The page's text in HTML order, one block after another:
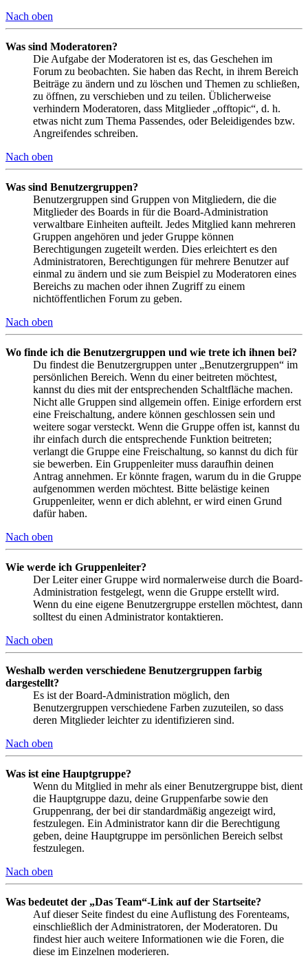
Nach oben
Was sind Moderatoren?
Die Aufgabe der Moderatoren ist es, das Geschehen im
Forum zu beobachten. Sie haben das Recht, in ihrem Bereich
Beiträge zu ändern und zu löschen und Themen zu schließen,
zu öffnen, zu verschieben und zu teilen. Üblicherweise
verhindern Moderatoren, dass Mitglieder „offtopic“, d. h.
etwas nicht zum Thema Passendes, oder Beleidigendes bzw.
Angreifendes schreiben.
Nach oben
Was sind Benutzergruppen?
Benutzergruppen sind Gruppen von Mitgliedern, die die
Mitglieder des Boards in für die Board-Administration
verwaltbare Einheiten aufteilt. Jedes Mitglied kann mehreren
Gruppen angehören und jeder Gruppe können
Berechtigungen zugeteilt werden. Dies erleichtert es den
Administratoren, Berechtigungen für mehrere Benutzer auf
einmal zu ändern und sie zum Beispiel zu Moderatoren eines
Bereichs zu machen oder ihnen Zugriff zu einem
nichtöffentlichen Forum zu geben.
Nach oben
Wo finde ich die Benutzergruppen und wie trete ich ihnen bei?
Du findest die Benutzergruppen unter „Benutzergruppen“ im
persönlichen Bereich. Wenn du einer beitreten möchtest,
kannst du dies mit der entsprechenden Schaltfläche machen.
Nicht alle Gruppen sind allgemein offen. Einige erfordern erst
eine Freischaltung, andere können geschlossen sein und
weitere sogar versteckt. Wenn die Gruppe offen ist, kannst du
ihr einfach durch die entsprechende Funktion beitreten;
verlangt die Gruppe eine Freischaltung, so kannst du dich für
sie bewerben. Ein Gruppenleiter muss daraufhin deinen
Antrag annehmen. Er könnte fragen, warum du in die Gruppe
aufgenommen werden möchtest. Bitte belästige keinen
Gruppenleiter, wenn er dich ablehnt, er wird einen Grund
dafür haben.
Nach oben
Wie werde ich Gruppenleiter?
Der Leiter einer Gruppe wird normalerweise durch die Board-
Administration festgelegt, wenn die Gruppe erstellt wird.
Wenn du eine eigene Benutzergruppe erstellen möchtest, dann
solltest du einen Administrator kontaktieren.
Nach oben
Weshalb werden verschiedene Benutzergruppen farbig
dargestellt?
Es ist der Board-Administration möglich, den
Benutzergruppen verschiedene Farben zuzuteilen, so dass
deren Mitglieder leichter zu identifizieren sind.
Nach oben
Was ist eine Hauptgruppe?
Wenn du Mitglied in mehr als einer Benutzergruppe bist, dient
die Hauptgruppe dazu, deine Gruppenfarbe sowie den
Gruppenrang, der bei dir standardmäßig angezeigt wird,
festzulegen. Ein Administrator kann dir die Berechtigung
geben, deine Hauptgruppe im persönlichen Bereich selbst
festzulegen.
Nach oben
Was bedeutet der „Das Team“-Link auf der Startseite?
Auf dieser Seite findest du eine Auflistung des Forenteams,
einschließlich der Administratoren, der Moderatoren. Du
findest hier auch weitere Informationen wie die Foren, die
diese im Einzelnen moderieren.